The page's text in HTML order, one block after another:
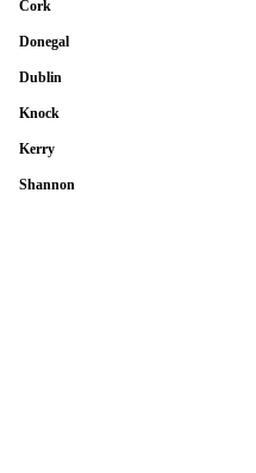
Cork
Donegal
Dublin
Knock
Kerry
Shannon